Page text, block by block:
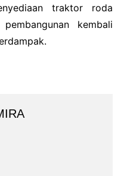
traktor roda
kembali